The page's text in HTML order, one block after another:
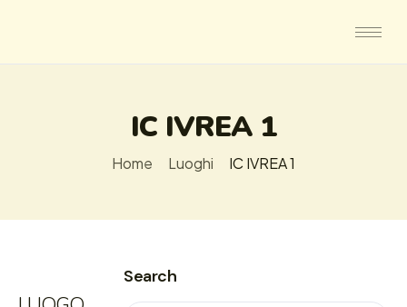
IC IVREA 1
Home Luoghi IC IVREA 1
Search